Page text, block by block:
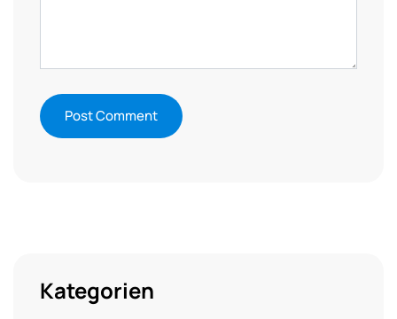
Kategorien